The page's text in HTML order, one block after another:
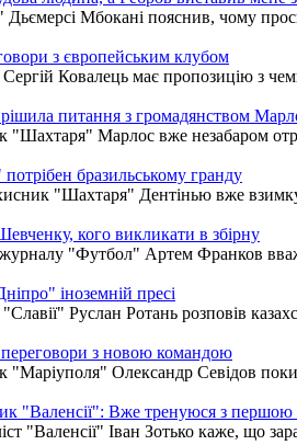
Мбокані пояснив, чому
з європейським клубом
Ковалець має пропозицію з
питання з громадянством
"Шахтаря" Марлос вже незабаром
бразильському гранду
"Шахтаря" Дентінью вже
кого викликати в збірну
"Футбол" Артем Франков
іноземній пресі
Руслан Ротань розповів
переговори з новою командою
"Маріуполя" Олександр Севідов поки
"Валенсії": Вже тренуюся з
"Валенсії" Іван Зотько каже, що